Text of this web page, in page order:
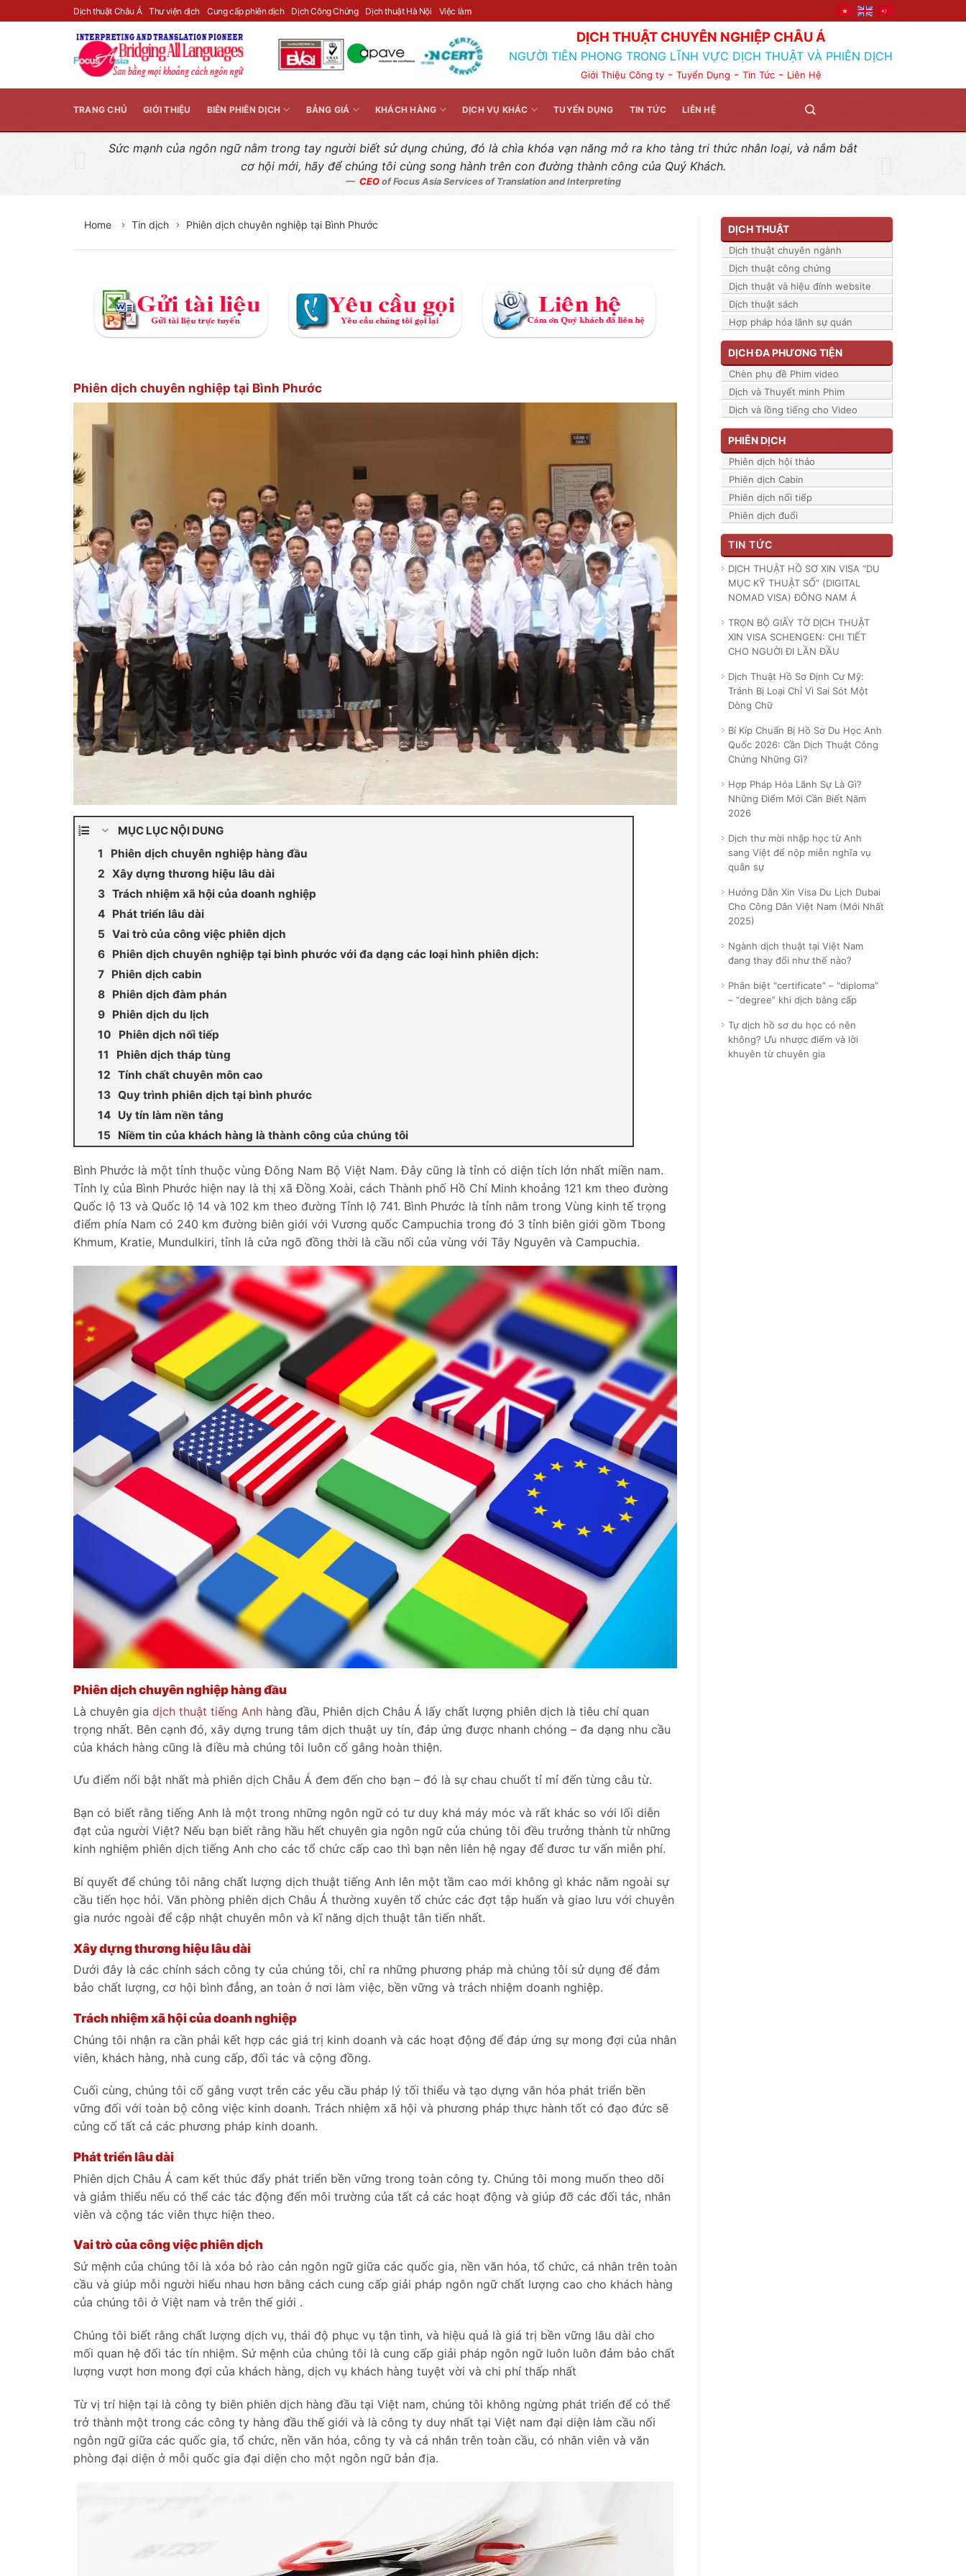
Dịch thuật Châu Á Thư viện dịch Cung cấp phiên dịch Dịch Công Chứng Dịch thuật Hà Nội Việc làm
DỊCH THUẬT CHUYÊN NGHIỆP CHÂU Á
NGƯỜI TIÊN PHONG TRONG LĨNH VỰC DỊCH THUẬT VÀ PHIÊN DỊCH
Giới Thiệu Công ty- Tuyển Dụng - Tin Tức- Liên Hệ
TRANG CHỦ GIỚI THIỆU BIÊN PHIÊN DỊCH BẢNG GIÁ KHÁCH HÀNG DỊCH VỤ KHÁC TUYỂN DỤNG TIN TỨC LIÊN HỆ
Sức mạnh của ngôn ngữ nằm trong tay người biết sử dụng chúng, đó là chìa khóa vạn năng mở ra kho tàng tri thức nhân loại, và nắm bắt
cơ hội mới, hãy để chúng tôi cùng song hành trên con đường thành công của Quý Khách.
CEOof Focus Asia Services of Translation and Interpreting
Home Tin dịch Phiên dịch chuyên nghiệp tại Bình Phước
Phiên dịch chuyên nghiệp tại Bình Phước
MỤC LỤC NỘI DUNG
Phiên dịch chuyên nghiệp hàng đầu
Xây dựng thương hiệu lâu dài
Trách nhiệm xã hội của doanh nghiệp
Phát triển lâu dài
Vai trò của công việc phiên dịch
Phiên dịch chuyên nghiệp tại bình phước với đa dạng các loại hình phiên dịch:
Phiên dịch cabin
Phiên dịch đàm phán
Phiên dịch du lịch
Phiên dịch nối tiếp
Phiên dịch tháp tùng
Tính chất chuyên môn cao
Quy trình phiên dịch tại bình phước
Uy tín làm nền tảng
Niềm tin của khách hàng là thành công của chúng tôi
Bình Phước là một tỉnh thuộc vùng Đông Nam Bộ Việt Nam. Đây cũng là tỉnh có diện tích lớn nhất miền nam.
Tỉnh lỵ của Bình Phước hiện nay là thị xã Đồng Xoài, cách Thành phố Hồ Chí Minh khoảng 121 km theo đường
Quốc lộ 13 và Quốc lộ 14 và 102 km theo đường Tỉnh lộ 741. Bình Phước là tỉnh nằm trong Vùng kinh tế trọng
điểm phía Nam có 240 km đường biên giới với Vương quốc Campuchia trong đó 3 tỉnh biên giới gồm Tbong
Khmum, Kratie, Mundulkiri, tỉnh là cửa ngõ đồng thời là cầu nối của vùng với Tây Nguyên và Campuchia.
Phiên dịch chuyên nghiệp hàng đầu
Là chuyên gia dịch thuật tiếng Anh hàng đầu, Phiên dịch Châu Á lấy chất lượng phiên dịch là tiêu chí quan
trọng nhất. Bên cạnh đó, xây dựng trung tâm dịch thuật uy tín, đáp ứng được nhanh chóng – đa dạng nhu cầu
của khách hàng cũng là điều mà chúng tôi luôn cố gắng hoàn thiện.
Ưu điểm nổi bật nhất mà phiên dịch Châu Á đem đến cho bạn – đó là sự chau chuốt tỉ mỉ đến từng câu từ.
Bạn có biết rằng tiếng Anh là một trong những ngôn ngữ có tư duy khá máy móc và rất khác so với lối diễn
đạt của người Việt? Nếu bạn biết rằng hầu hết chuyên gia ngôn ngữ của chúng tôi đều trưởng thành từ những
kinh nghiệm phiên dịch tiếng Anh cho các tổ chức cấp cao thì bạn nên liên hệ ngay để đươc tư vấn miễn phí.
Bí quyết để chúng tôi nâng chất lượng dịch thuật tiếng Anh lên một tầm cao mới không gì khác nằm ngoài sự
cầu tiến học hỏi. Văn phòng phiên dịch Châu Á thường xuyên tổ chức các đợt tập huấn và giao lưu với chuyên
gia nước ngoài để cập nhật chuyên môn và kĩ năng dịch thuật tân tiến nhất.
Xây dựng thương hiệu lâu dài
Dưới đây là các chính sách công ty của chúng tôi, chỉ ra những phương pháp mà chúng tôi sử dụng để đảm
bảo chất lượng, cơ hội bình đẳng, an toàn ở nơi làm việc, bền vững và trách nhiệm doanh nghiệp.
Trách nhiệm xã hội của doanh nghiệp
Chúng tôi nhận ra cần phải kết hợp các giá trị kinh doanh và các hoạt động để đáp ứng sự mong đợi của nhân
viên, khách hàng, nhà cung cấp, đối tác và cộng đồng.
Cuối cùng, chúng tôi cố gắng vượt trên các yêu cầu pháp lý tối thiểu và tạo dựng văn hóa phát triển bền
vững đối với toàn bộ công việc kinh doanh. Trách nhiệm xã hội và phương pháp thực hành tốt có đạo đức sẽ
củng cố tất cả các phương pháp kinh doanh.
Phát triển lâu dài
Phiên dịch Châu Á cam kết thúc đẩy phát triển bền vững trong toàn công ty. Chúng tôi mong muốn theo dõi
và giảm thiểu nếu có thể các tác động đến môi trường của tất cả các hoạt động và giúp đỡ các đối tác, nhân
viên và cộng tác viên thực hiện theo.
Vai trò của công việc phiên dịch
Sứ mệnh của chúng tôi là xóa bỏ rào cản ngôn ngữ giữa các quốc gia, nền văn hóa, tổ chức, cá nhân trên toàn
cầu và giúp mỗi người hiểu nhau hơn bằng cách cung cấp giải pháp ngôn ngữ chất lượng cao cho khách hàng
của chúng tôi ở Việt nam và trên thế giới .
Chúng tôi biết rằng chất lượng dịch vụ, thái độ phục vụ tận tình, và hiệu quả là giá trị bền vững lâu dài cho
mối quan hệ đối tác tín nhiệm. Sứ mệnh của chúng tôi là cung cấp giải pháp ngôn ngữ luôn luôn đảm bảo chất
lượng vượt hơn mong đợi của khách hàng, dịch vụ khách hàng tuyệt vời và chi phí thấp nhất
Từ vị trí hiện tại là công ty biên phiên dịch hàng đầu tại Việt nam, chúng tôi không ngừng phát triển để có thể
trở thành một trong các công ty hàng đầu thế giới và là công ty duy nhất tại Việt nam đại diện làm cầu nối
ngôn ngữ giữa các quốc gia, tổ chức, nền văn hóa, công ty và cá nhân trên toàn cầu, có nhân viên và văn
phòng đại diện ở mỗi quốc gia đại diện cho một ngôn ngữ bản địa.
DỊCH THUẬT
Dịch thuật chuyên ngành
Dịch thuật công chứng
Dịch thuật và hiệu đính website
Dịch thuật sách
Hợp pháp hóa lãnh sự quán
DỊCH ĐA PHƯƠNG TIỆN
Chèn phụ đề Phim video
Dịch và Thuyết minh Phim
Dịch và lồng tiếng cho Video
PHIÊN DỊCH
Phiên dịch hội thảo
Phiên dịch Cabin
Phiên dịch nối tiếp
Phiên dịch đuổi
TIN TỨC
DỊCH THUẬT HỒ SƠ XIN VISA “DU
MỤC KỸ THUẬT SỐ” (DIGITAL
NOMAD VISA) ĐÔNG NAM Á
TRỌN BỘ GIẤY TỜ DỊCH THUẬT
XIN VISA SCHENGEN: CHI TIẾT
CHO NGUỜI ĐI LẦN ĐẦU
Dịch Thuật Hồ Sơ Định Cư Mỹ:
Tránh Bị Loại Chỉ Vì Sai Sót Một
Dòng Chữ
Bí Kíp Chuẩn Bị Hồ Sơ Du Học Anh
Quốc 2026: Cần Dịch Thuật Công
Chứng Những Gì?
Hợp Pháp Hóa Lãnh Sự Là Gì?
Những Điểm Mới Cần Biết Năm
2026
Dịch thư mời nhập học từ Anh
sang Việt để nộp miễn nghĩa vụ
quân sự
Hướng Dẫn Xin Visa Du Lịch Dubai
Cho Công Dân Việt Nam (Mới Nhất
2025)
Ngành dịch thuật tại Việt Nam
đang thay đổi như thế nào?
Phân biệt “certificate” – “diploma”
– “degree” khi dịch bằng cấp
Tự dịch hồ sơ du học có nên
không? Ưu nhược điểm và lời
khuyên từ chuyên gia
Liên hệ nhanh